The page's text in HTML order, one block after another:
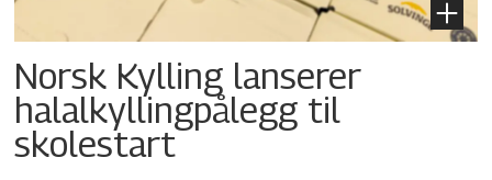
Norsk Kylling lanserer
halalkyllingpålegg til
skolestart